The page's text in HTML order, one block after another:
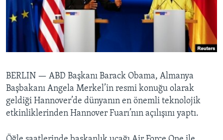
HAYATTAN
SANAT
BIZI TAKIP EDIN
Diller
BERLIN — ABD Başkanı Barack Obama, Almanya
Başbakanı Angela Merkel’in resmi konuğu olarak
geldiği Hannover’de dünyanın en önemli teknolojik
etkinliklerinden Hannover Fuarı’nın açılışını yaptı.